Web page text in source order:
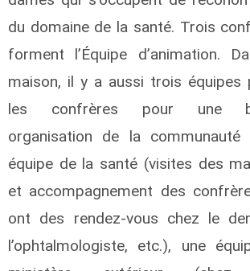
du domaine de la santé. Trois
forment l’Équipe d’animation.
maison, il y a aussi trois équipes
les confrères pour une
organisation de la communauté
équipe de la santé (visites des
et accompagnement des
ont des rendez-vous chez le
l’ophtalmologiste, etc.), une